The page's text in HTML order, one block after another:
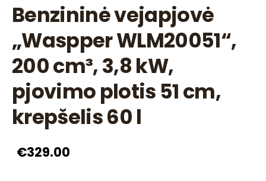
Benzininė vejapjovė
„Waspper WLM20051“,
200 cm³, 3,8 kW,
pjovimo plotis 51 cm,
krepšelis 60 l
€329.00